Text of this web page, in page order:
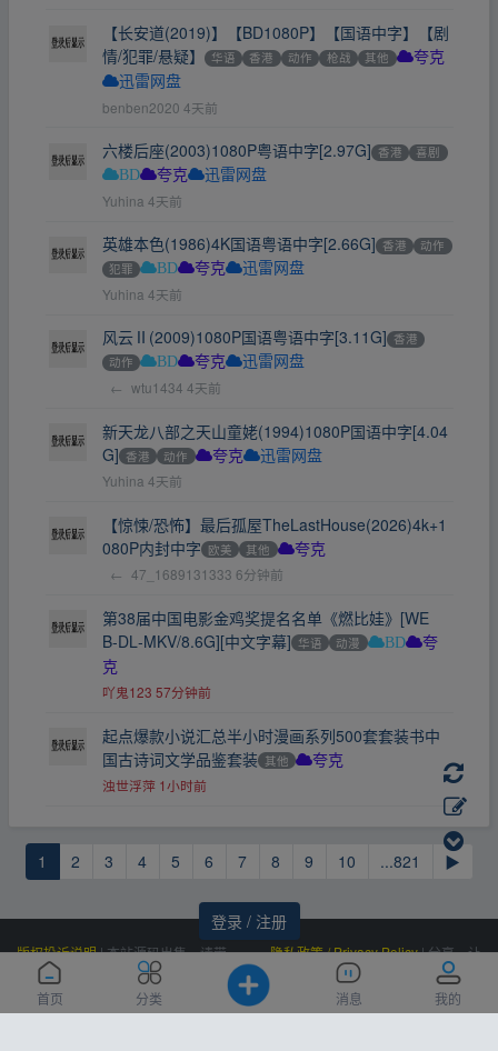
首页 分类 消息 我的
登录 / 注册
【长安道(2019)】【BD1080P】【国语中字】【剧
情/犯罪/悬疑】
华语 香港 动作 枪战 其他
夸克
迅雷网盘
benben2020 4天前
六楼后座(2003)1080P粤语中字[2.97G] 香港 喜剧
BD 夸克 迅雷网盘
Yuhina 4天前
英雄本色(1986)4K国语粤语中字[2.66G] 香港
动作
犯罪
BD 夸克 迅雷网盘
Yuhina 4天前
风云Ⅱ(2009)1080P国语粤语中字[3.11G] 香港
动作
BD 夸克 迅雷网盘
← wtu1434 4天前
新天龙八部之天山童姥(1994)1080P国语中字[4.04
G] 香港 动作 夸克 迅雷网盘
Yuhina 4天前
【惊悚/恐怖】最后孤屋TheLastHouse(2026)4k+1
080P内封中字 欧美 其他 夸克
← 47_1689131333 6分钟前
第38届中国电影金鸡奖提名名单《燃比娃》[WE
B‑DL‑MKV/8.6G][中文字幕] 华语 动漫 BD
夸
克
吖鬼123 57分钟前
起点爆款小说汇总半小时漫画系列500套套装书中
国古诗词文学品鉴套装 其他 夸克
浊世浮萍 1小时前
1 2 3 4 5 6 7 8 9 10 ...821 ▶
版权投诉说明|本站源码出售，请带
价邮箱联系，非诚勿扰！
隐私政策 / Privacy Policy|分享，让
资源更有价值！
Powered by
云盘资源网|
(Contact Us)：
|Processed: 0.373, SQL:
11|感谢恒创科技赞助